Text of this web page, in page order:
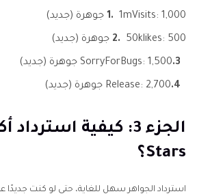
1. 1mVisits: 1,000 جوهرة (جديد)
2. 50klikes: 500 جوهرة (جديد)
3. SorryForBugs: 1,500 جوهرة (جديد)
4. Release: 2,700 جوهرة (جديد)
Stars؟